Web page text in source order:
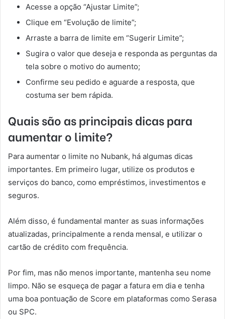
Acesse a opção “Ajustar Limite”;
Clique em “Evolução de limite”;
Arraste a barra de limite em “Sugerir Limite”;
Sugira o valor que deseja e responda as perguntas da
tela sobre o motivo do aumento;
Confirme seu pedido e aguarde a resposta, que
costuma ser bem rápida.
Quais são as principais dicas para
aumentar o limite?
Para aumentar o limite no Nubank, há algumas dicas
importantes. Em primeiro lugar, utilize os produtos e
serviços do banco, como empréstimos, investimentos e
seguros.
Além disso, é fundamental manter as suas informações
atualizadas, principalmente a renda mensal, e utilizar o
cartão de crédito com frequência.
Por fim, mas não menos importante, mantenha seu nome
limpo. Não se esqueça de pagar a fatura em dia e tenha
uma boa pontuação de Score em plataformas como Serasa
ou SPC.